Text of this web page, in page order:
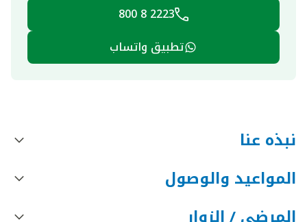
2223 8 800
تطبيق واتساب
نبذه عنا
المواعيد والوصول